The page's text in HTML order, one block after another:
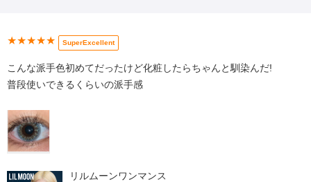
★★★★★ SuperExcellent
こんな派手色初めてだったけど化粧したらちゃんと馴染んだ!
普段使いできるくらいの派手感
リルムーンワンマンス